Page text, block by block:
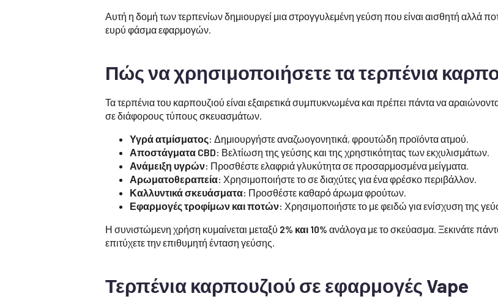
Αυτή η δομή των τερπενίων δημιουργεί μια στρογγυλεμένη γεύση που είναι αισθητή αλλά
ευρύ φάσμα εφαρμογών.
Πώς να χρησιμοποιήσετε τα τερπένια
Τα τερπένια του καρπουζιού είναι εξαιρετικά συμπυκνωμένα και πρέπει πάντα να
σε διάφορους τύπους σκευασμάτων.
Υγρά ατμίσματος: Δημιουργήστε αναζωογονητικά, φρουτώδη προϊόντα ατμού.
Αποστάγματα CBD: Βελτίωση της γεύσης και της χρηστικότητας των εκχυλισμάτων.
Ανάμειξη υγρών: Προσθέστε ελαφριά γλυκύτητα σε προσαρμοσμένα μείγματα.
Αρωματοθεραπεία: Χρησιμοποιήστε το σε διαχύτες για ένα φρέσκο περιβάλλον.
Καλλυντικά σκευάσματα: Προσθέστε καθαρό άρωμα φρούτων.
Εφαρμογές τροφίμων και ποτών: Χρησιμοποιήστε το με φειδώ για ενίσχυση της
Η συνιστώμενη χρήση κυμαίνεται μεταξύ 2% και 10% ανάλογα με το σκεύασμα. Ξεκινάτε
επιτύχετε την επιθυμητή ένταση γεύσης.
Τερπένια καρπουζιού σε εφαρμογές Vape